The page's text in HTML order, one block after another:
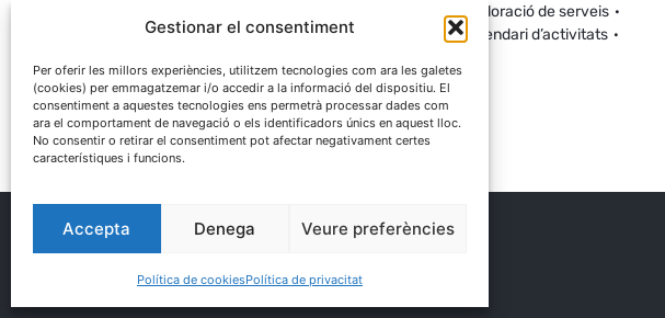
Gestionar el consentiment
Per oferir les millors experiències, utilitzem tecnologies com ara les galetes
(cookies) per emmagatzemar i/o accedir a la informació del dispositiu. El
consentiment a aquestes tecnologies ens permetrà processar dades com
ara el comportament de navegació o els identificadors únics en aquest lloc.
No consentir o retirar el consentiment pot afectar negativament certes
característiques i funcions.
Accepta Denega Veure preferències
Política de cookiesPolítica de privacitat
Processos participatius
Valoració de serveis
Canal de denúncies Comunitat local d’energia
Calendari d’activitats
® Ajuntament El Palau d'Anglesola